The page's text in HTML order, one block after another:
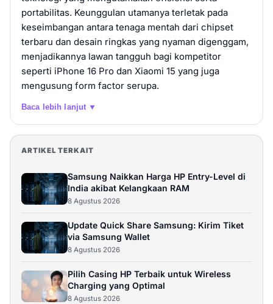
Samsung Galaxy S26 Ultra
Rp 24.499.000
Beli
Samsung Galaxy S26 Ultra
Rp 27.499.000
Samsung Galaxy S26 Ultra
12GB / 512GB Rp 27.499.000
Beli
portabilitas. Keunggulan utamanya terletak pada
keseimbangan antara tenaga mentah dari chipset
terbaru dan desain ringkas yang nyaman digenggam,
menjadikannya lawan tangguh bagi kompetitor
seperti iPhone 16 Pro dan Xiaomi 15 yang juga
mengusung form factor serupa.
Baca lebih lanjut ▼
ARTIKEL TERKAIT
Samsung Naikkan Harga HP Entry-Level di
India akibat Kelangkaan RAM
8 Agustus 2026
Update Quick Share Samsung: Kirim Tiket
via Samsung Wallet
8 Agustus 2026
Pilih Casing HP Terbaik untuk Wireless
Charging yang Optimal
8 Agustus 2026